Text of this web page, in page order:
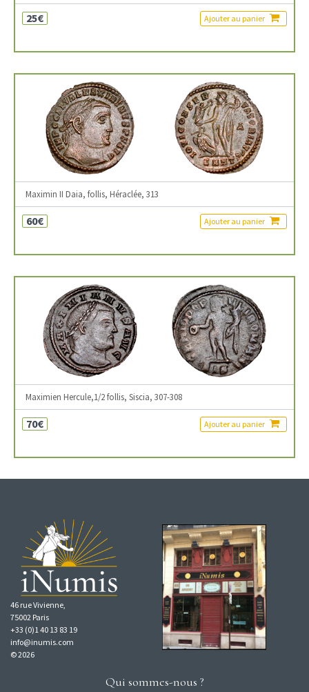
25€ Ajouter au panier
Maximin II Daia, follis, Héraclée, 313
60€ Ajouter au panier
Maximien Hercule,1/2 follis, Siscia, 307-308
70€ Ajouter au panier
46 rue Vivienne,
75002 Paris
+33 (0)1 40 13 83 19
info@inumis.com
© 2026
Qui sommes-nous ?